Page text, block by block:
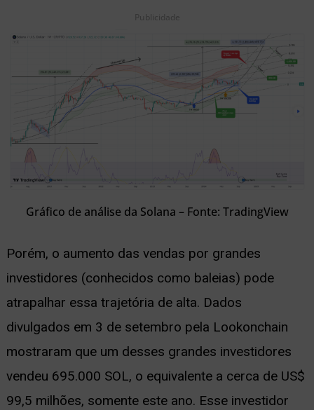
Publicidade
Gráfico de análise da Solana – Fonte: TradingView
Porém, o aumento das vendas por grandes
investidores (conhecidos como baleias) pode
atrapalhar essa trajetória de alta. Dados
divulgados em 3 de setembro pela Lookonchain
mostraram que um desses grandes investidores
vendeu 695.000 SOL, o equivalente a cerca de US$
99,5 milhões, somente este ano. Esse investidor